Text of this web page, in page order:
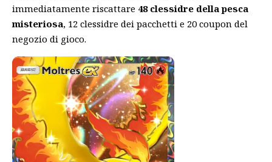
immediatamente riscattare 48 clessidre della pesca
misteriosa, 12 clessidre dei pacchetti e 20 coupon del
negozio di gioco.